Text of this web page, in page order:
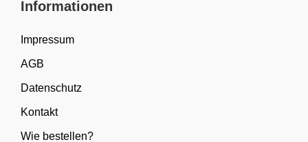
Informationen
Impressum
AGB
Datenschutz
Kontakt
Wie bestellen?